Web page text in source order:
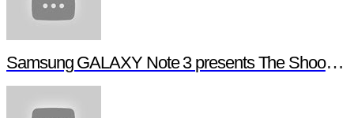
Samsung GALAXY Note 3 presents The Shoot -